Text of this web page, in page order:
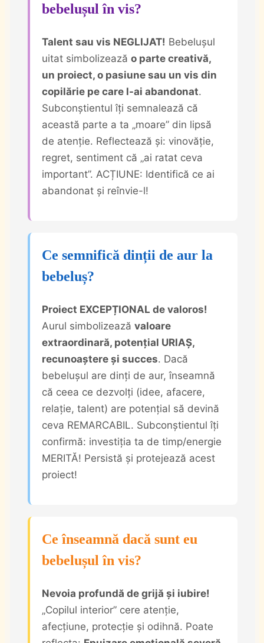
bebelușul în vis?
Talent sau vis NEGLIJAT! Bebelușul
uitat simbolizează o parte creativă,
un proiect, o pasiune sau un vis din
copilărie pe care l-ai abandonat.
Subconștientul îți semnalează că
această parte a ta „moare” din lipsă
de atenție. Reflectează și: vinovăție,
regret, sentiment că „ai ratat ceva
important”. ACȚIUNE: Identifică ce ai
abandonat și reînvie-l!
Ce semnifică dinții de aur la
bebeluș?
Proiect EXCEPȚIONAL de valoros!
Aurul simbolizează valoare
extraordinară, potențial URIAȘ,
recunoaștere și succes. Dacă
bebelușul are dinți de aur, înseamnă
că ceea ce dezvolți (idee, afacere,
relație, talent) are potențial să devină
ceva REMARCABIL. Subconștientul îți
confirmă: investiția ta de timp/energie
MERITĂ! Persistă și protejează acest
proiect!
Ce înseamnă dacă sunt eu
bebelușul în vis?
Nevoia profundă de grijă și iubire!
„Copilul interior” cere atenție,
afecțiune, protecție și odihnă. Poate